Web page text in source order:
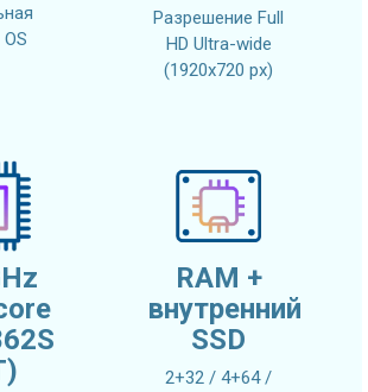
Разрешение Full
HD Ultra-wide
(1920x720 px)
RAM +
внутренний
SSD
2+32 / 4+64 /